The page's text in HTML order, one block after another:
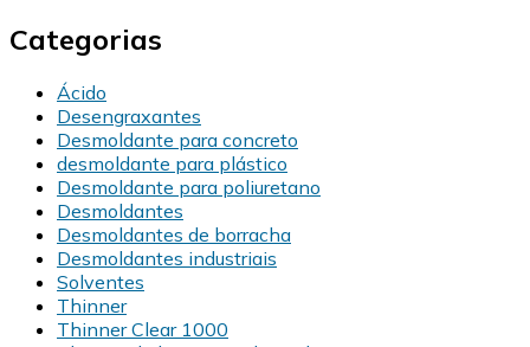
Categorias
Ácido
Desengraxantes
Desmoldante para concreto
desmoldante para plástico
Desmoldante para poliuretano
Desmoldantes
Desmoldantes de borracha
Desmoldantes industriais
Solventes
Thinner
Thinner Clear 1000